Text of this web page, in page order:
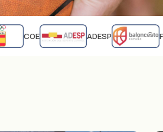
COE ADESP FEB